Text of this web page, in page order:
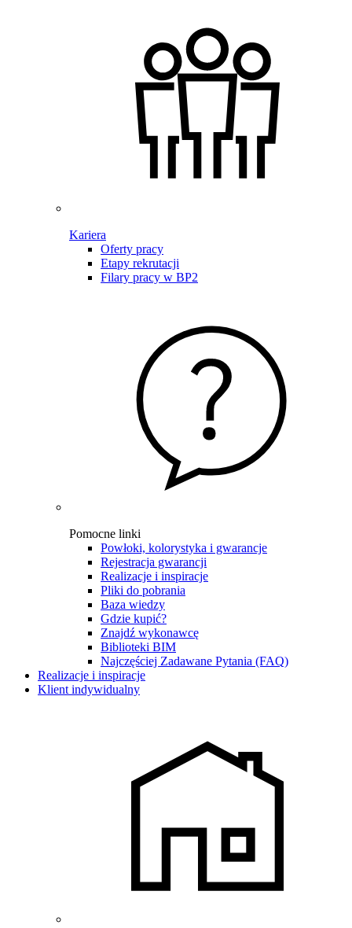
Kariera
Oferty pracy
Etapy rekrutacji
Filary pracy w BP2
Pomocne linki
Powłoki, kolorystyka i gwarancje
Rejestracja gwarancji
Realizacje i inspiracje
Pliki do pobrania
Baza wiedzy
Gdzie kupić?
Znajdź wykonawcę
Biblioteki BIM
Najczęściej Zadawane Pytania (FAQ)
Realizacje i inspiracje
Klient indywidualny